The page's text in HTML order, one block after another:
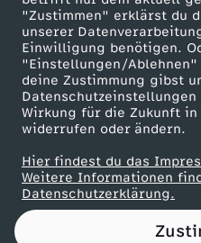
"Zustimmen" erklärst du
unserer
Einwilligung benötigen.
"Einstellungen/
deine Zustimmung gibst
Wirkung für die Zukunft
widerrufen oder ändern.
Hier findest du das
Weitere Informationen
Datenschutzerklärung.
o
m
-
G
e
Werbefernsehen
Mainzelmännchen
Partner